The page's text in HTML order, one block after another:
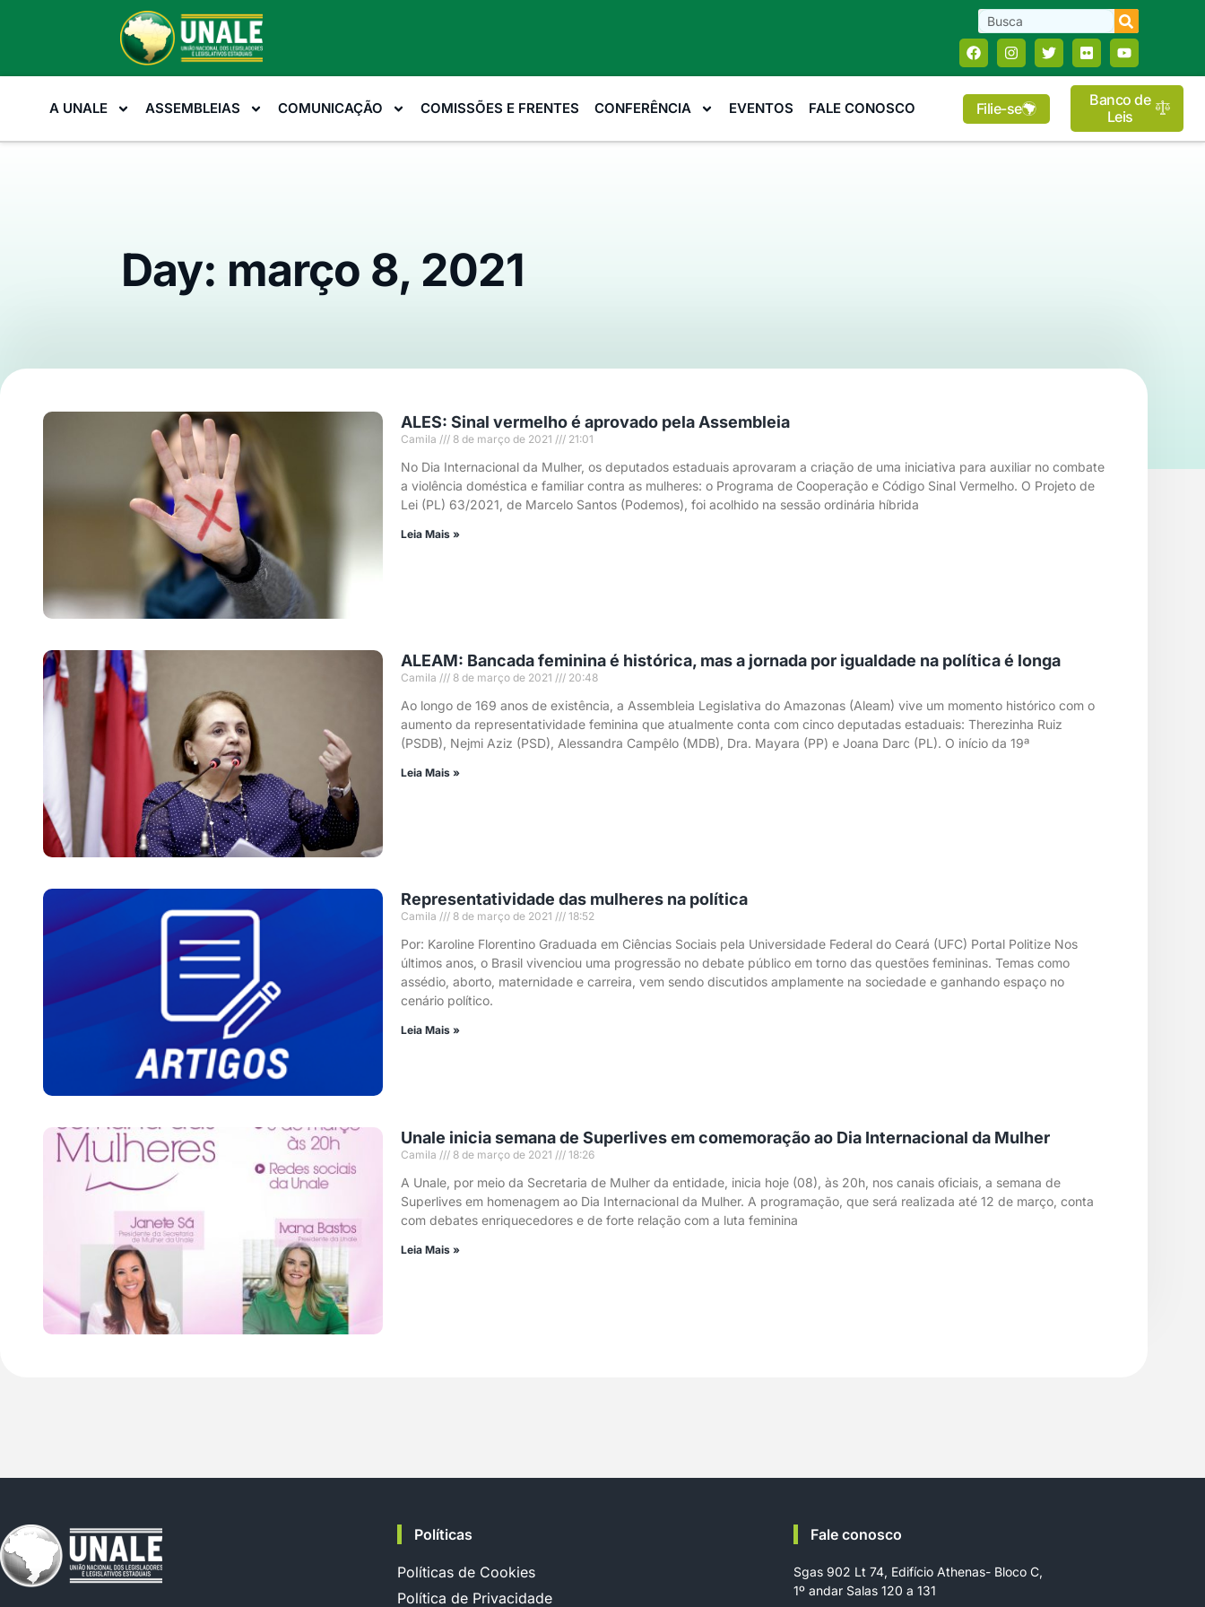
A UNALE ASSEMBLEIAS COMUNICAÇÃO COMISSÕES E FRENTES CONFERÊNCIA EVENTOS FALE CONOSCO Filie-se
Banco de
Leis
Day: março 8, 2021
ALES: Sinal vermelho é aprovado pela Assembleia
Camila 8 de março de 2021 21:01
No Dia Internacional da Mulher, os deputados estaduais aprovaram a criação de uma iniciativa para auxiliar no combate
a violência doméstica e familiar contra as mulheres: o Programa de Cooperação e Código Sinal Vermelho. O Projeto de
Lei (PL) 63/2021, de Marcelo Santos (Podemos), foi acolhido na sessão ordinária híbrida
Leia Mais »
ALEAM: Bancada feminina é histórica, mas a jornada por igualdade na política é longa
Camila 8 de março de 2021 20:48
Ao longo de 169 anos de existência, a Assembleia Legislativa do Amazonas (Aleam) vive um momento histórico com o
aumento da representatividade feminina que atualmente conta com cinco deputadas estaduais: Therezinha Ruiz
(PSDB), Nejmi Aziz (PSD), Alessandra Campêlo (MDB), Dra. Mayara (PP) e Joana Darc (PL). O início da 19ª
Leia Mais »
Representatividade das mulheres na política
Camila 8 de março de 2021 18:52
Por: Karoline Florentino Graduada em Ciências Sociais pela Universidade Federal do Ceará (UFC) Portal Politize Nos
últimos anos, o Brasil vivenciou uma progressão no debate público em torno das questões femininas. Temas como
assédio, aborto, maternidade e carreira, vem sendo discutidos amplamente na sociedade e ganhando espaço no
cenário político.
Leia Mais »
Unale inicia semana de Superlives em comemoração ao Dia Internacional da Mulher
Camila 8 de março de 2021 18:26
A Unale, por meio da Secretaria de Mulher da entidade, inicia hoje (08), às 20h, nos canais oficiais, a semana de
Superlives em homenagem ao Dia Internacional da Mulher. A programação, que será realizada até 12 de março, conta
com debates enriquecedores e de forte relação com a luta feminina
Leia Mais »
Políticas
Políticas de Cookies
Política de Privacidade
Fale conosco
Sgas 902 Lt 74, Edifício Athenas- Bloco C,
1º andar Salas 120 a 131